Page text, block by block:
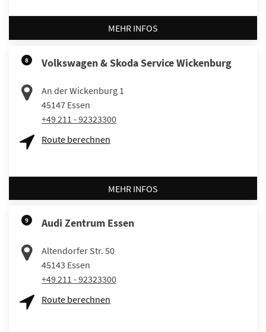
MEHR INFOS
8 Volkswagen & Skoda Service Wickenburg
An der Wickenburg 1
45147 Essen
+49 211 - 92323300
Route berechnen
MEHR INFOS
9 Audi Zentrum Essen
Altendorfer Str. 50
45143 Essen
+49 211 - 92323300
Route berechnen